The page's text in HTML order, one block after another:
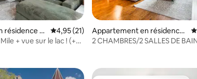
de 261 commentaires : 4,73 sur 5
résidence ⋅
Évaluation moyenne sur la base de 21
4,95 (21)
+ vue sur le lac ! (+
Appartement en résidence
⋅ Chicago
2 CHAMBRES/2 SALLES DE